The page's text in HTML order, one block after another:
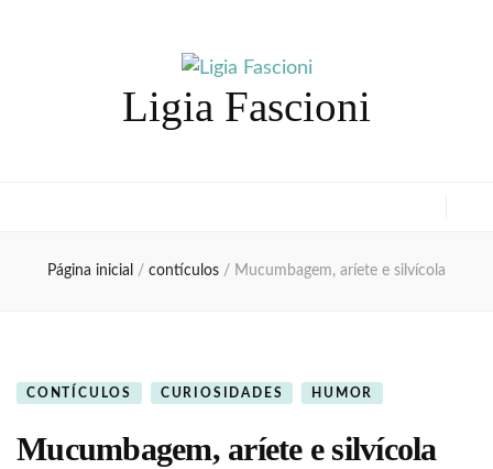
Ligia Fascioni
Página inicial / contículos / Mucumbagem, aríete e silvícola
CONTÍCULOS CURIOSIDADES HUMOR
Mucumbagem, aríete e silvícola